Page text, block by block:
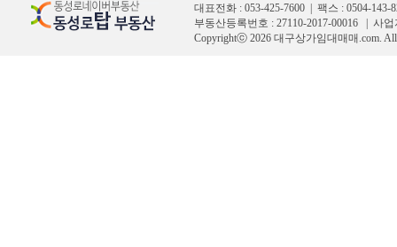
대표전화 : 053-425-7600 | 팩스 : 0504-143-
부동산등록번호 : 27110-2017-00016 | 사
Copyrightⓒ 2026 대구상가임대매매.com. All